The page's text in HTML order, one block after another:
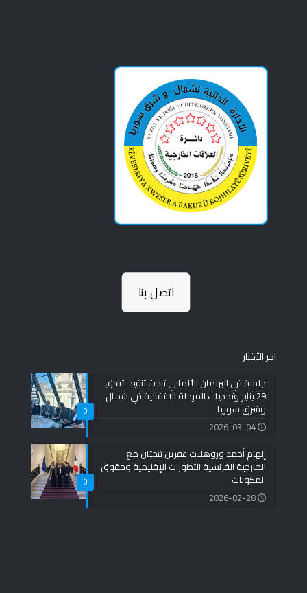
اتصل بنا
اخر الأخبار
0
جلسة في البرلمان الألماني تبحث تنفيذ اتفاق
29 يناير وتحديات المرحلة الانتقالية في شمال
وشرق سوريا
2026-03-04
0
إلهام أحمد وروهلات عفرين تبحثان مع
الخارجية الفرنسية التطورات الإقليمية وحقوق
المكونات
2026-02-28